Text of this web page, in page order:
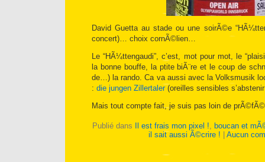
David Guetta au stade ou une soirÃ©e
concert)… choix cornÃ©lien…
Le “HÃ¼ttengaudi”, c’est, mot pour mot, le
la bonne bouffe, la ptite biÃ¨re et le coup de
de…) la rando. Ca va aussi avec la Volksmusik
: die jungen Zillertaler(oreilles sensibles
Mais tout compte fait, je suis pas loin de
Publié dans Il est frais mon pixel !, boucan et
il sait aussi Ã©crire !
Aucun